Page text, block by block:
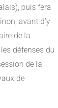
puis fera
avant d’y
de la
défenses du
de la
de